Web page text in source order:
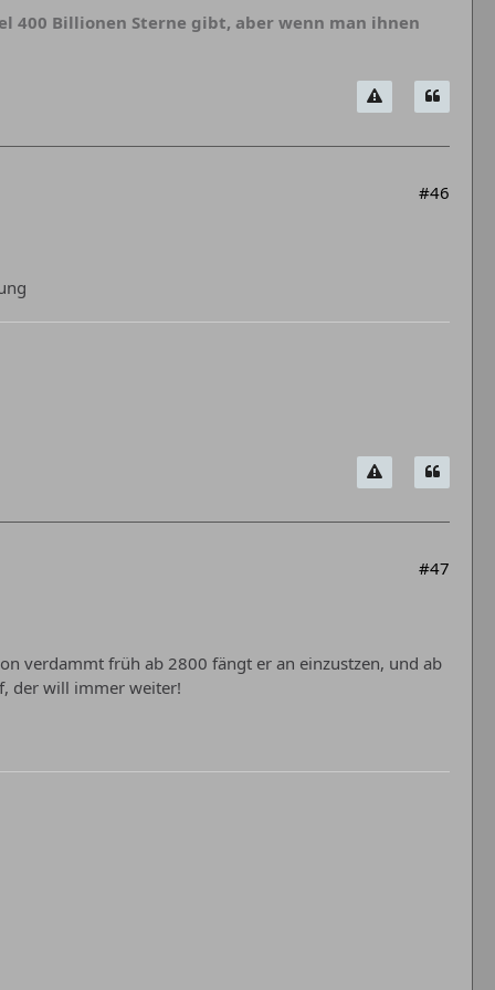
400 Billionen Sterne gibt, aber wenn man ihnen
#46
#47
verdammt früh ab 2800 fängt er an einzustzen, und ab
der will immer weiter!